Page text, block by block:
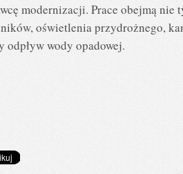
modernizacji. Prace obejmą nie
oświetlenia przydrożnego,
odpływ wody opadowej.